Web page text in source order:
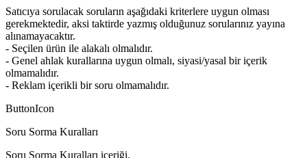
Satıcıya sorulacak soruların aşağıdaki kriterlere uygun olması
gerekmektedir, aksi taktirde yazmış olduğunuz sorularınız yayına
alınamayacaktır.
- Seçilen ürün ile alakalı olmalıdır.
- Genel ahlak kurallarına uygun olmalı, siyasi/yasal bir içerik
olmamalıdır.
- Reklam içerikli bir soru olmamalıdır.
ButtonIcon
Soru Sorma Kuralları
Soru Sorma Kuralları içeriği.